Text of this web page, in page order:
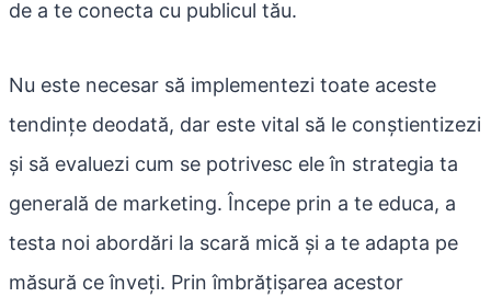
de a te conecta cu publicul tău.
Nu este necesar să implementezi toate aceste
tendințe deodată, dar este vital să le conștientizezi
și să evaluezi cum se potrivesc ele în strategia ta
generală de marketing. Începe prin a te educa, a
testa noi abordări la scară mică și a te adapta pe
măsură ce înveți. Prin îmbrățișarea acestor